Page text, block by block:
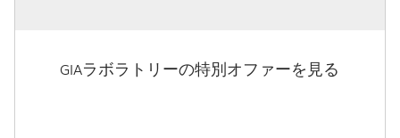
GIAラボラトリーの特別オファーを見る